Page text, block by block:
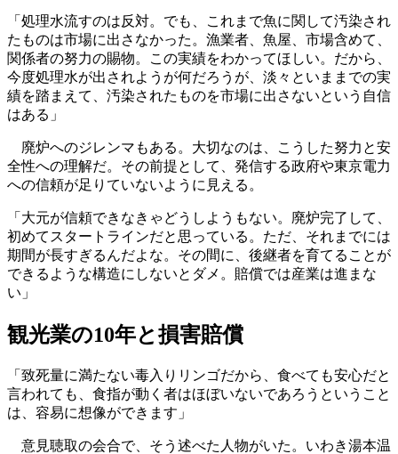
「処理水流すのは反対。でも、これまで魚に関して汚染され
たものは市場に出さなかった。漁業者、魚屋、市場含めて、
関係者の努力の賜物。この実績をわかってほしい。だから、
今度処理水が出されようが何だろうが、淡々といままでの実
績を踏まえて、汚染されたものを市場に出さないという自信
はある」
廃炉へのジレンマもある。大切なのは、こうした努力と安
全性への理解だ。その前提として、発信する政府や東京電力
への信頼が足りていないように見える。
「大元が信頼できなきゃどうしようもない。廃炉完了して、
初めてスタートラインだと思っている。ただ、それまでには
期間が長すぎるんだよな。その間に、後継者を育てることが
できるような構造にしないとダメ。賠償では産業は進まな
い」
観光業の10年と損害賠償
「致死量に満たない毒入りリンゴだから、食べても安心だと
言われても、食指が動く者はほぼいないであろうということ
は、容易に想像ができます」
意見聴取の会合で、そう述べた人物がいた。いわき湯本温